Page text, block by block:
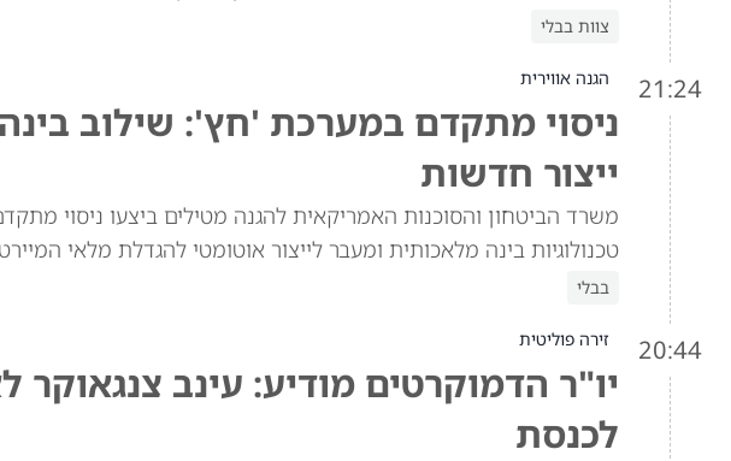
צוות בבלי
21:24 הגנה אווירית
ניסוי מתקדם במערכת 'חץ': שילוב
ייצור חדשות
משרד הביטחון והסוכנות האמריקאית להגנה מטילים ביצעו ניסוי
טכנולוגיות בינה מלאכותית ומעבר לייצור אוטומטי להגדלת מלאי
בבלי
20:44 זירה פוליטית
יו"ר הדמוקרטים מודיע: עינב צנגאוקר
לכנסת